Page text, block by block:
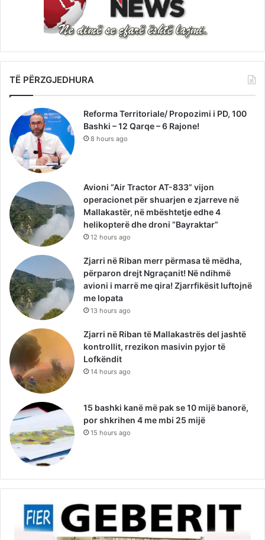
TË PËRZGJEDHURA
Reforma Territoriale/ Propozimi i PD, 100
Bashki – 12 Qarqe – 6 Rajone!
8 hours ago
Avioni “Air Tractor AT-833” vijon
operacionet për shuarjen e zjarreve në
Mallakastër, në mbështetje edhe 4
helikopterë dhe droni “Bayraktar”
12 hours ago
Zjarri në Riban merr përmasa të mëdha,
përparon drejt Ngraçanit! Në ndihmë
avioni i marrë me qira! Zjarrfikësit luftojnë
me lopata
13 hours ago
Zjarri në Riban të Mallakastrës del jashtë
kontrollit, rrezikon masivin pyjor të
Lofkëndit
14 hours ago
15 bashki kanë më pak se 10 mijë banorë,
por shkrihen 4 me mbi 25 mijë
15 hours ago